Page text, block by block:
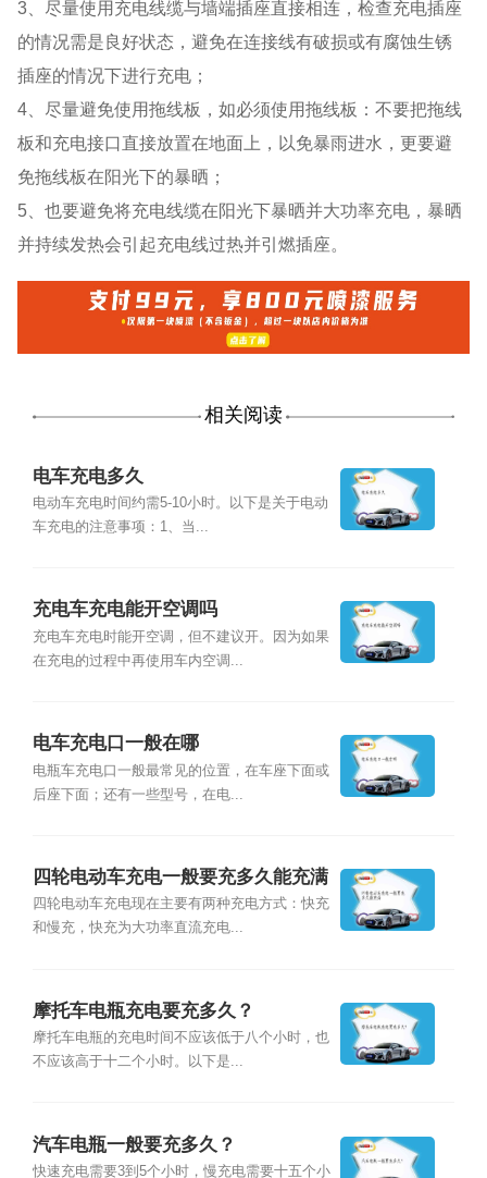
3、尽量使用充电线缆与墙端插座直接相连，检查充电插座
的情况需是良好状态，避免在连接线有破损或有腐蚀生锈
插座的情况下进行充电；
4、尽量避免使用拖线板，如必须使用拖线板：不要把拖线
板和充电接口直接放置在地面上，以免暴雨进水，更要避
免拖线板在阳光下的暴晒；
5、也要避免将充电线缆在阳光下暴晒并大功率充电，暴晒
并持续发热会引起充电线过热并引燃插座。
相关阅读
电车充电多久
电动车充电时间约需5-10小时。以下是关于电动
车充电的注意事项：1、当...
充电车充电能开空调吗
充电车充电时能开空调，但不建议开。因为如果
在充电的过程中再使用车内空调...
电车充电口一般在哪
电瓶车充电口一般最常见的位置，在车座下面或
后座下面；还有一些型号，在电...
四轮电动车充电一般要充多久能充满
四轮电动车充电现在主要有两种充电方式：快充
和慢充，快充为大功率直流充电...
摩托车电瓶充电要充多久？
摩托车电瓶的充电时间不应该低于八个小时，也
不应该高于十二个小时。以下是...
汽车电瓶一般要充多久？
快速充电需要3到5个小时，慢充电需要十五个小